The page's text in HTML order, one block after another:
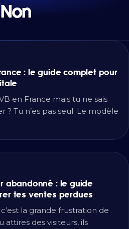
Non
: le guide complet pour
en France mais tu ne sais
Tu n’es pas seul. Le modèle
abandonné : le guide
tes ventes perdues
la grande frustration de
des visiteurs, ils